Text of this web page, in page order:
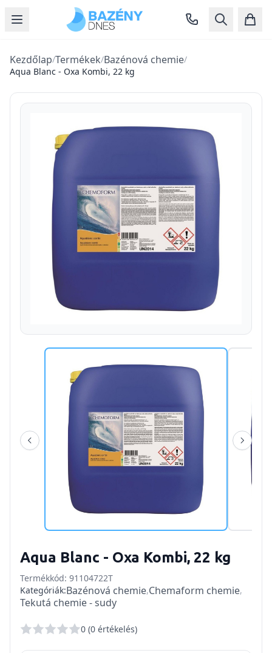
Kezdőlap/Termékek/Bazénová chemie/
Aqua Blanc - Oxa Kombi, 22 kg
Aqua Blanc - Oxa Kombi, 22 kg
Termékkód: 91104722T
Kategóriák:Bazénová chemie,Chemaform chemie,
Tekutá chemie - sudy
0 (0 értékelés)